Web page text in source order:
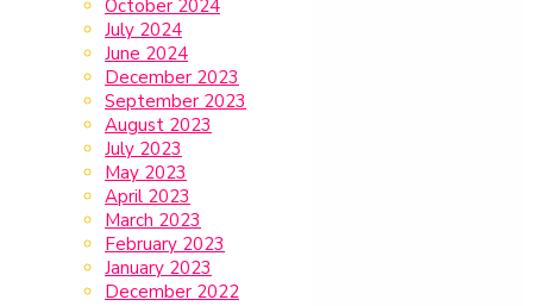
October 2024
July 2024
June 2024
December 2023
September 2023
August 2023
July 2023
May 2023
April 2023
March 2023
February 2023
January 2023
December 2022